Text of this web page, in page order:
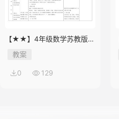
【★★】4年级数学苏教版下
册教案第9单元《单元复习》
教案
0 129